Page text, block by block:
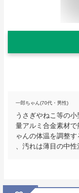
一郎ちゃん(70代・男性)
うさぎやねこ等の
量アルミ合金素材
ゃんの体温を調整
、汚れは薄目の中